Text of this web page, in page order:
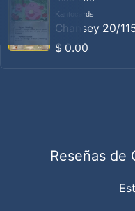
Proveedor:
Kantocards
Chansey 20/
Precio habitual
$ 0.00
Reseñas de